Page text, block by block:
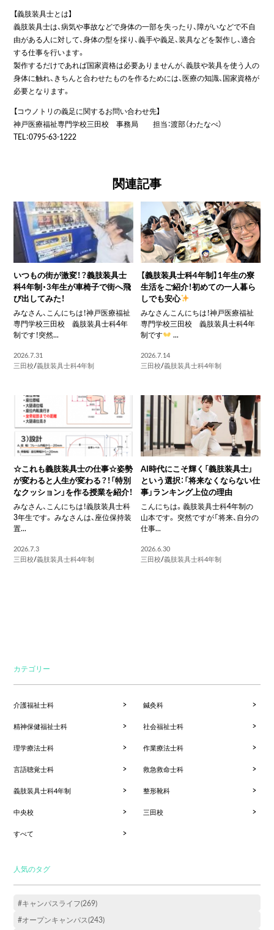
【義肢装具士とは】
義肢装具士は、病気や事故などで身体の一部を失ったり、障がいなどで不自
由がある人に対して、身体の型を採り、義手や義足、装具などを製作し、適合
する仕事を行います。
製作するだけであれば国家資格は必要ありませんが、義肢や装具を使う人の
身体に触れ、きちんと合わせたものを作るためには、医療の知識、国家資格が
必要となります。
【コウノトリの義足に関するお問い合わせ先】
神戸医療福祉専門学校三田校 事務局 担当：渡部（わたなべ）
TEL：0795-63-1222
関連記事
いつもの街が激変！？義肢装具士
科4年制・3年生が車椅子で街へ飛
び出してみた！
みなさん、こんにちは！神戸医療福祉
専門学校三田校 義肢装具士科4年
制です！突然...
2026.7.31
三田校/義肢装具士科4年制
【義肢装具士科4年制】1年生の寮
生活をご紹介！初めての一人暮ら
しでも安心
みなさんこんにちは！神戸医療福祉
専門学校三田校 義肢装具士科4年
制です
...
2026.7.14
三田校/義肢装具士科4年制
☆これも義肢装具士の仕事☆姿勢
が変わると人生が変わる？！「特別
なクッション」を作る授業を紹介！
みなさん、こんにちは！義肢装具士科
3年生です。 みなさんは、座位保持装
置...
2026.7.3
三田校/義肢装具士科4年制
AI時代にこそ輝く「義肢装具士」
という選択：「将来なくならない仕
事」ランキング上位の理由
こんにちは。義肢装具士科4年制の
山本です。 突然ですが「将来、自分の
仕事...
2026.6.30
三田校/義肢装具士科4年制
カテゴリー
介護福祉士科 鍼灸科
精神保健福祉士科 社会福祉士科
理学療法士科 作業療法士科
言語聴覚士科 救急救命士科
義肢装具士科4年制 整形靴科
中央校 三田校
すべて
人気のタグ
#キャンパスライフ(269)
#オープンキャンパス(243)